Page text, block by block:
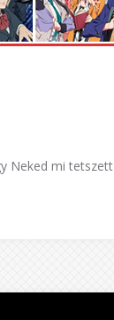
Neked mi tetszett